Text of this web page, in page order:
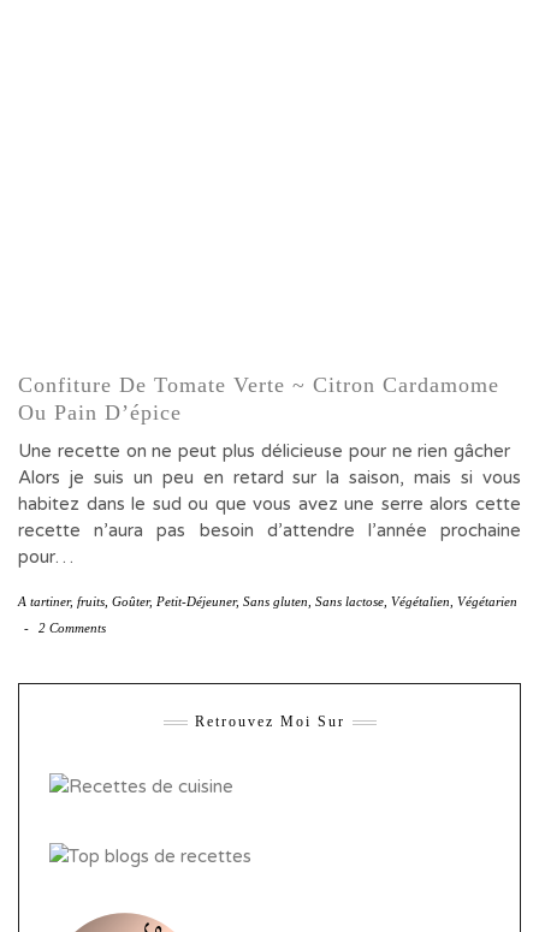
Confiture De Tomate Verte ~ Citron Cardamome
Ou Pain D’épice
Une recette on ne peut plus délicieuse pour ne rien gâcher
Alors je suis un peu en retard sur la saison, mais si vous
habitez dans le sud ou que vous avez une serre alors cette
recette n’aura pas besoin d’attendre l’année prochaine
pour…
A tartiner, fruits Goûter, Petit-Déjeuner, Sans gluten Sans lactose Végétalien Végétarien
-
2 Comments
Retrouvez Moi Sur